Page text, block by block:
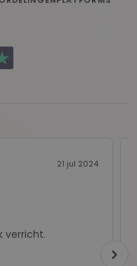
21 jul 2024
verricht.